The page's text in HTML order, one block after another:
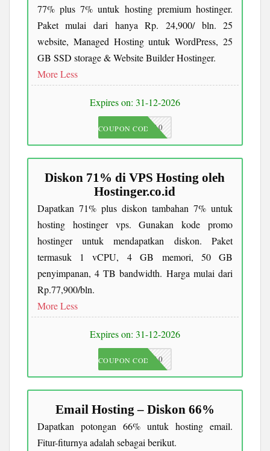
77% plus 7% untuk hosting premium hostinger.
Paket mulai dari hanya Rp. 24,900/ bln. 25
website, Managed Hosting untuk WordPress, 25
GB SSD storage & Website Builder Hostinger.
More Less
Expires on: 31-12-2026
JKC10
COUPON CODE
Diskon 71% di VPS Hosting oleh
Hostinger.co.id
Dapatkan 71% plus diskon tambahan 7% untuk
hosting hostinger vps. Gunakan kode promo
hostinger untuk mendapatkan diskon. Paket
termasuk 1 vCPU, 4 GB memori, 50 GB
penyimpanan, 4 TB bandwidth. Harga mulai dari
Rp.77,900/bln.
More Less
Expires on: 31-12-2026
JKC10
COUPON CODE
Email Hosting – Diskon 66%
Dapatkan potongan 66% untuk hosting email.
Fitur-fiturnya adalah sebagai berikut.